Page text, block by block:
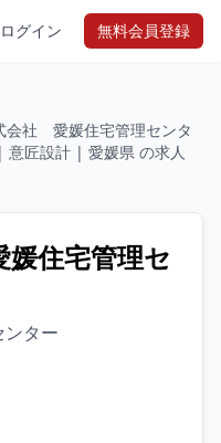
ログイン 無料会員登録
会社 愛媛住宅管理センタ
意匠設計 | 愛媛県 の求人
住宅管理セ
ター